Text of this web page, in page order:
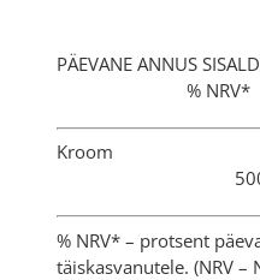
PÄEVANE ANNUS
% NRV*
Kroom
% NRV* – protsent
täiskasvanutele. (NRV –